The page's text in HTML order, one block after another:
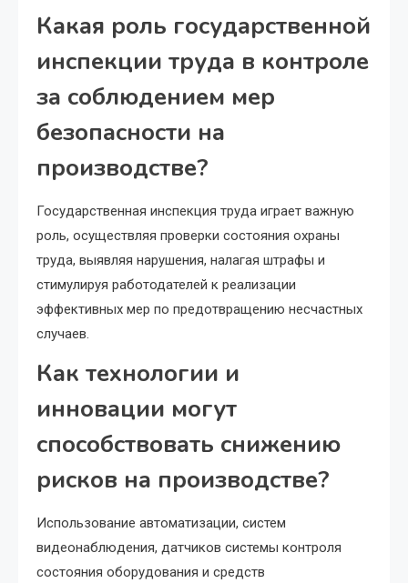
Какая роль государственной
инспекции труда в контроле
за соблюдением мер
безопасности на
производстве?
Государственная инспекция труда играет важную
роль, осуществляя проверки состояния охраны
труда, выявляя нарушения, налагая штрафы и
стимулируя работодателей к реализации
эффективных мер по предотвращению несчастных
случаев.
Как технологии и
инновации могут
способствовать снижению
рисков на производстве?
Использование автоматизации, систем
видеонаблюдения, датчиков системы контроля
состояния оборудования и средств